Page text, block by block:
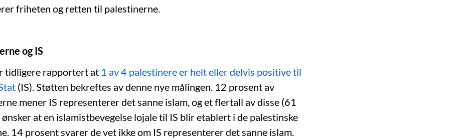
friheten og retten til palestinerne.
og IS
tidligere rapportert at 1 av 4 palestinere er helt eller delvis positive til
(IS). Støtten bekreftes av denne nye målingen. 12 prosent av
mener IS representerer det sanne islam, og et flertall av disse (61
at en islamistbevegelse lojale til IS blir etablert i de palestinske
14 prosent svarer de vet ikke om IS representerer det sanne islam.